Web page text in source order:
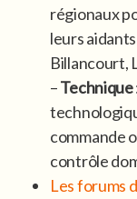
régionaux
leurs
Billancourt,
–Technique
commande
contrôle
Les forums